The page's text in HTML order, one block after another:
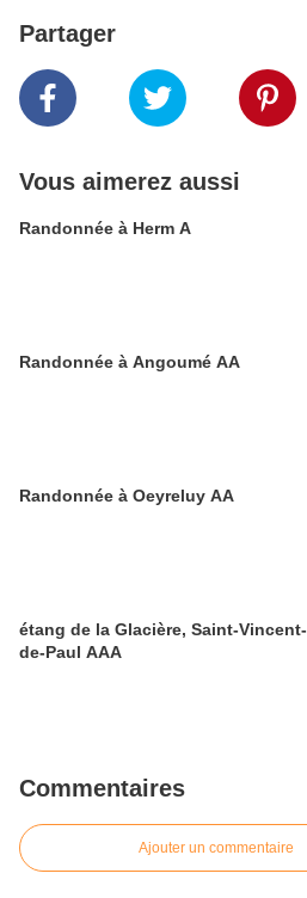
Partager
Vous aimerez aussi
Randonnée à Herm A
Randonnée à Angoumé AA
Randonnée à Oeyreluy AA
étang de la Glacière, Saint-Vincent-
de-Paul AAA
Commentaires
Ajouter un commentaire